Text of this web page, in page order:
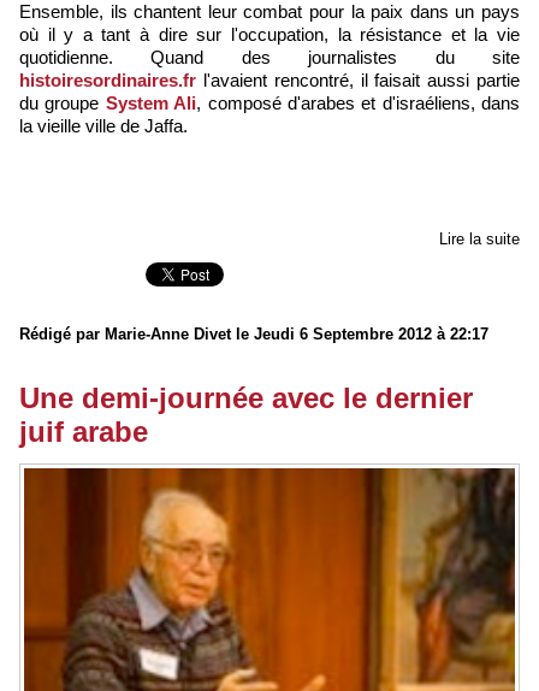
Ensemble, ils chantent leur combat pour la paix dans un pays
où il y a tant à dire sur l'occupation, la résistance et la vie
quotidienne. Quand des journalistes du site
histoiresordinaires.fr l'avaient rencontré, il faisait aussi partie
du groupe System Ali, composé d'arabes et d'israéliens, dans
la vieille ville de Jaffa.
Lire la suite
Rédigé par Marie-Anne Divet le Jeudi 6 Septembre 2012 à 22:17
Une demi-journée avec le dernier
juif arabe